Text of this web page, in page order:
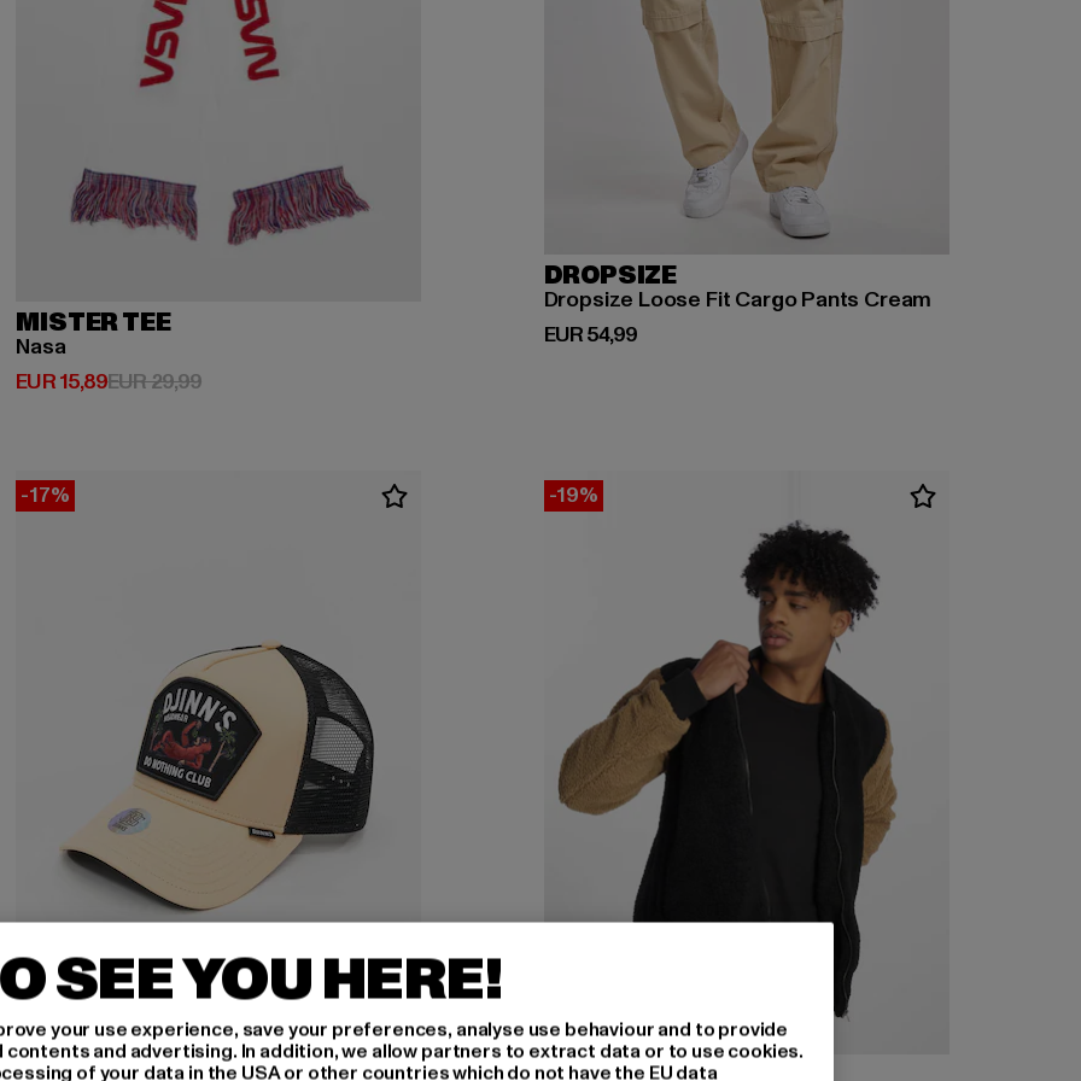
MISTER TEE
Nasa
EUR 15,89
Derzeitiger Preis: EUR 15,89
EUR 29,99Aktionspreis: EUR 29,99
DROPSIZE
Dropsize Loose Fit Cargo Pants Cream
EUR 54,99
Derzeitiger Preis: EUR 54,99
-17%
DJINNS
HFT DNC Sloth
-19%
SEE YOU HERE!
your use experience, save your preferences, analyse use behaviour and to provide
and advertising. In addition, we allow partners to extract data or to use cookies.
of your data in the USA or other countries which do not have the EU data